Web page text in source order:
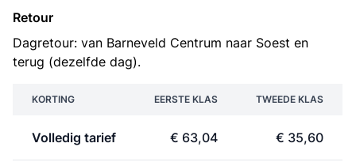
Retour
Dagretour: van Barneveld Centrum naar Soest en
terug (dezelfde dag).
KORTING EERSTE KLAS TWEEDE KLAS
Volledig tarief € 63,04 € 35,60